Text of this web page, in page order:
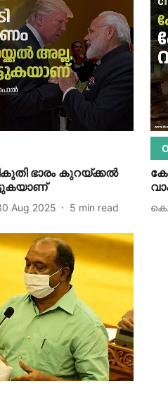
ഭാരം കുറയ്ക്കല്‍
Aug 2025 5 min read